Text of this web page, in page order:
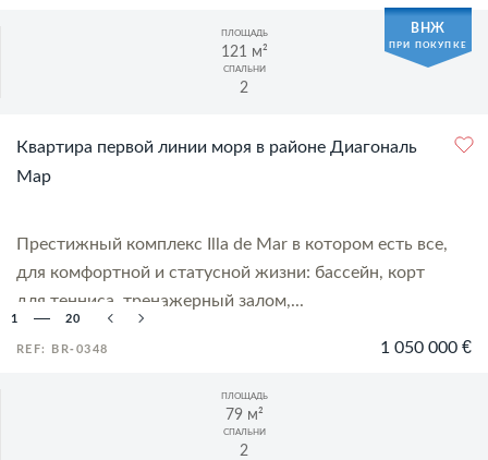
ВНЖ
ПРИ ПОКУПКЕ
ПЛОЩАДЬ
121 м²
СПАЛЬНИ
2
Квартира первой линии моря в районе Диагональ
Мар
Престижный комплекс Illa de Mar в котором есть все,
для комфортной и статусной жизни: бассейн, корт
для тенниса, тренажерный залом,...
REF: BR-0348 1 050 000 €
1 20
ПЛОЩАДЬ
79 м²
СПАЛЬНИ
2